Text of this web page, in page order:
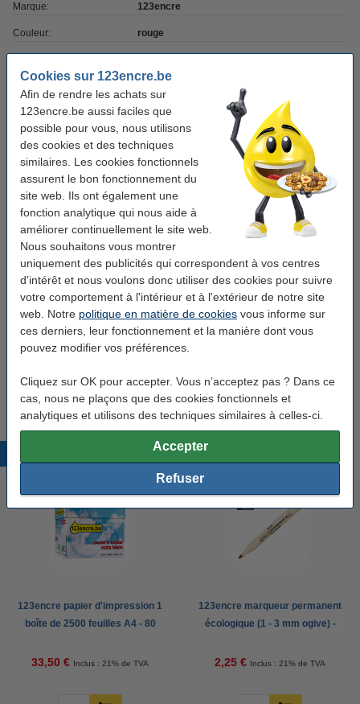
Cookies sur 123encre.be
Afin de rendre les achats sur
123encre.be aussi faciles que
possible pour vous, nous utilisons
des cookies et des techniques
similaires. Les cookies fonctionnels
assurent le bon fonctionnement du
site web. Ils ont également une
fonction analytique qui nous aide à
améliorer continuellement le site web.
Nous souhaitons vous montrer
uniquement des publicités qui correspondent à vos centres
d'intérêt et nous voulons donc utiliser des cookies pour suivre
votre comportement à l'intérieur et à l'extérieur de notre site
web. Notre politique en matière de cookies vous informe sur
ces derniers, leur fonctionnement et la manière dont vous
pouvez modifier vos préférences.
Cliquez sur OK pour accepter. Vous n’acceptez pas ? Dans ce
cas, nous ne plaçons que des cookies fonctionnels et
analytiques et utilisons des techniques similaires à celles-ci.
Accepter
Refuser
Marque: 123encre
Couleur: rouge
Nombre: 1 pièce
Rechargeable: non
Pack avantageux !
Offre : 10x 123encre marqueur permanent
écologique (1 - 3 mm ogive) - rouge
Bon plan : commandez également
Offre : 123encre set de surligneurs
écologiques - jaune/vert/orange/rose
4,95 €
Offre : set 123encre marqueurs pour tableau
noir/rouge/bleu/vert
7,50 €
Produits populaires
123encre papier d'impression 1
boîte de 2500 feuilles A4 - 80
33,50 € Inclus : 21% de TVA
123encre marqueur permanent
écologique (1 - 3 mm ogive) -
2,25 € Inclus : 21% de TVA